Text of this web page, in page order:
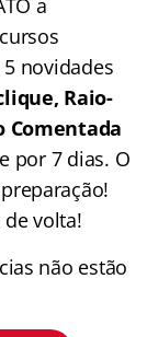
a
novidades
Raio-
Comentada
por 7 dias. O
volta!
não estão